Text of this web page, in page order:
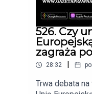
526. Czy
zagraża
28:32
Trwa debata